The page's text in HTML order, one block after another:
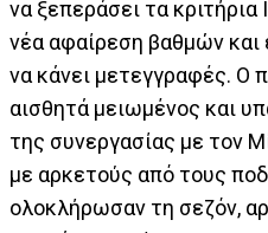
να ξεπεράσει τα κριτήρια
νέα αφαίρεση βαθμών
να κάνει μετεγγραφές. Ο
αισθητά μειωμένος και
της συνεργασίας με τον
με αρκετούς από τους
ολοκλήρωσαν τη σεζόν,